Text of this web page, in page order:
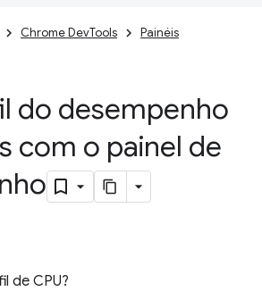
Chrome DevTools Painéis
do desempenho
com o painel de
de CPU?